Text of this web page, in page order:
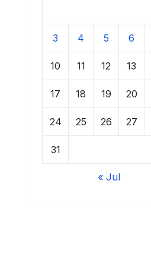
3 4 5 6
10 11 12 13
17 18 19 20
24 25 26 27
31
« Jul